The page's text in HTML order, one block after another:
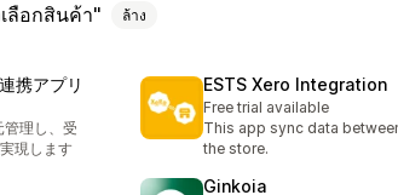
ลือกสินค้า ล้าง
携アプリ
理し、受
現します
ESTS Xero Integration
Free trial available
This app sync data
the store.
Ginkoia